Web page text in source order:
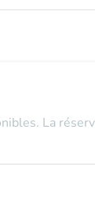
La